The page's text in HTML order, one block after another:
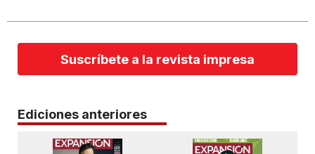
Suscríbete a la revista impresa
Ediciones anteriores